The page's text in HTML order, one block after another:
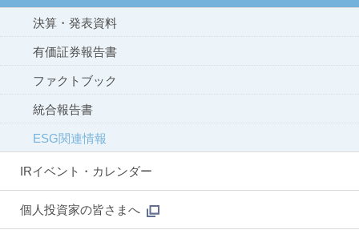
決算・発表資料
有価証券報告書
ファクトブック
統合報告書
ESG関連情報
IRイベント・カレンダー
個人投資家の皆さまへ